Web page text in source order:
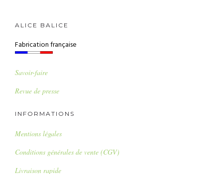
ALICE BALICE
Fabrication française
Savoir-faire
Revue de presse
INFORMATIONS
Mentions légales
Conditions générales de vente (CGV)
Livraison rapide